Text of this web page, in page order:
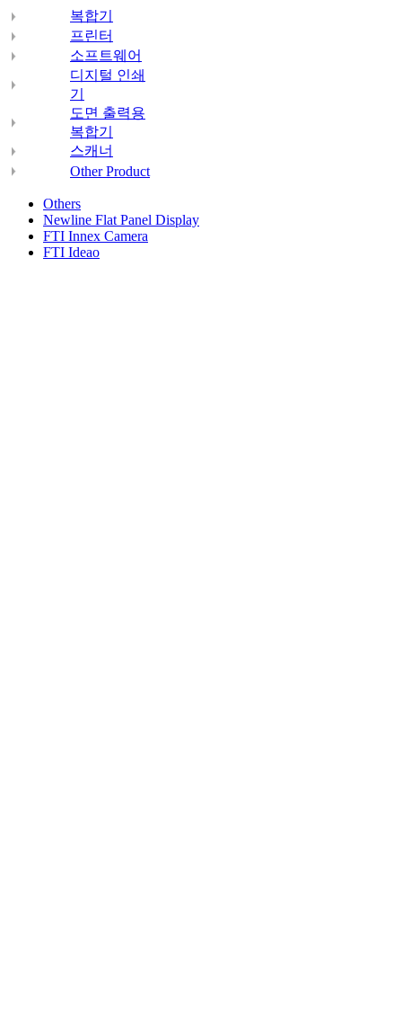
복합기
프린터
소프트웨어
디지털 인쇄
기
도면 출력용
복합기
스캐너
Other Product
Others
Newline Flat Panel Display
FTI Innex Camera
FTI Ideao